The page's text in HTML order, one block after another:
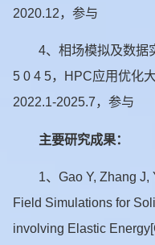
2020.12，参与
4、相场模拟及数据
5 0 4 5，HPC应用优化
2022.1-2025.7，参与
主要研究成果：
1、Gao Y, Zhang
Field Simulations for
involving Elastic